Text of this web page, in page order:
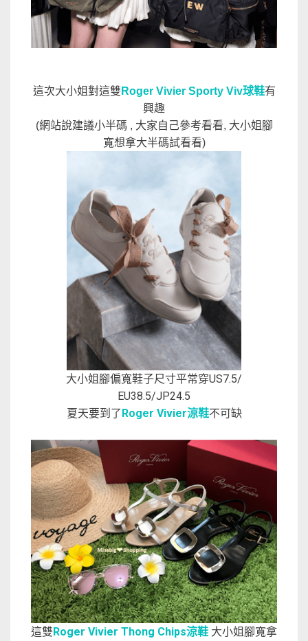
這次大小姐對這雙 Roger Vivier Sporty Viv球鞋有
興趣
(網站說建議小半碼 , 大家自己參考看看, 大小姐腳
寬想拿大半碼試看看)
大小姐腳偏寬鞋子尺寸平常穿US7.5/
EU38.5/JP24.5
夏天要到了Roger Vivier涼鞋不可缺
這雙Roger Vivier Thong Chips涼鞋 大小姐腳寬拿